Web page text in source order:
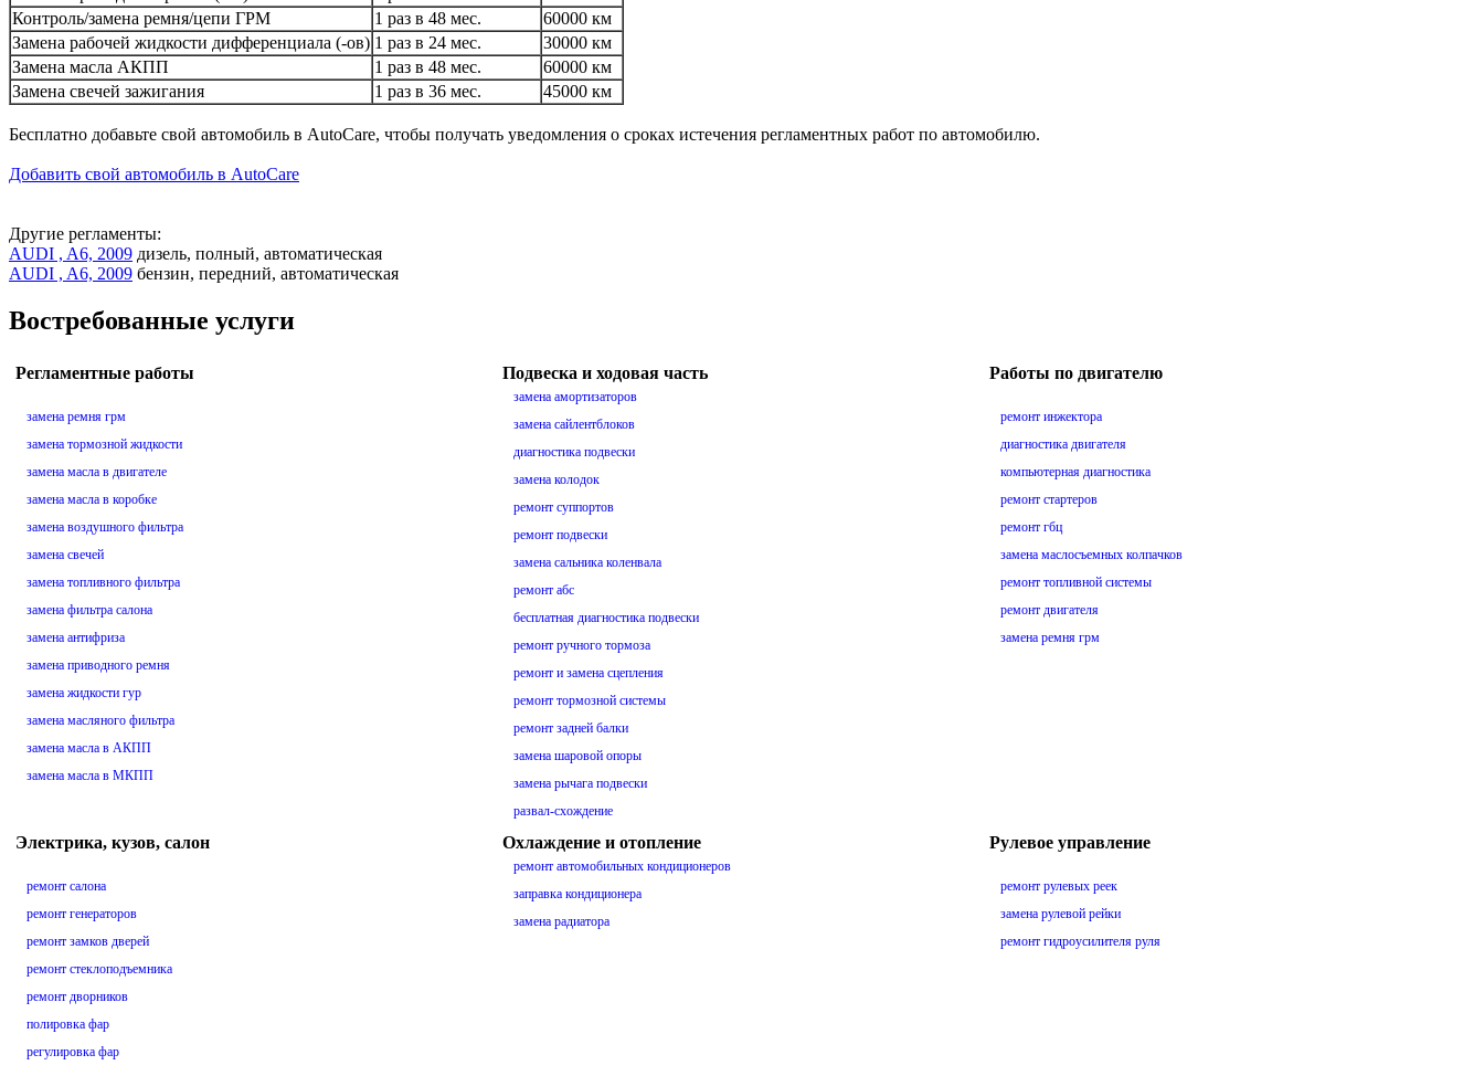
Контроль/замена ремня/цепи ГРМ
1 раз в 48 мес.
60000 км
Замена рабочей жидкости дифференциала (-ов) 1 раз в 24 мес.
30000 км
Замена масла АКПП
1 раз в 48 мес.
60000 км
Замена свечей зажигания
1 раз в 36 мес. 45000 км
Бесплатно добавьте свой автомобиль в AutoCare, чтобы получать уведомления о сроках истечения регламентных работ по автомобилю.
Добавить свой автомобиль в AutoCare
Другие регламенты:
AUDI , A6, 2009 дизель, полный, автоматическая
AUDI , A6, 2009 бензин, передний, автоматическая
Востребованные услуги
Регламентные работы
замена ремня грм
замена тормозной жидкости
замена масла в двигателе
замена масла в коробке
замена воздушного фильтра
замена свечей
замена топливного фильтра
замена фильтра салона
замена антифриза
замена приводного ремня
замена жидкости гур
замена масляного фильтра
замена масла в АКПП
замена масла в МКПП
Подвеска и ходовая часть
замена амортизаторов
замена сайлентблоков
диагностика подвески
замена колодок
ремонт суппортов
ремонт подвески
замена сальника коленвала
ремонт абс
бесплатная диагностика подвески
ремонт ручного тормоза
ремонт и замена сцепления
ремонт тормозной системы
ремонт задней балки
замена шаровой опоры
замена рычага подвески
развал-схождение
Работы по двигателю
ремонт инжектора
диагностика двигателя
компьютерная диагностика
ремонт стартеров
ремонт гбц
замена маслосъемных колпачков
ремонт топливной системы
ремонт двигателя
замена ремня грм
Электрика, кузов, салон
ремонт салона
ремонт генераторов
ремонт замков дверей
ремонт стеклоподъемника
ремонт дворников
полировка фар
регулировка фар
Охлаждение и отопление
ремонт автомобильных кондиционеров
заправка кондиционера
замена радиатора
Рулевое управление
ремонт рулевых реек
замена рулевой рейки
ремонт гидроусилителя руля